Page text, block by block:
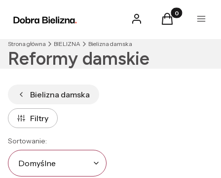
Zaloguj sięProdukty w
Koszyk Menu
Strona główna BIELIZNA Bielizna damska
Reformy damskie
Bielizna damska
Filtry
Lista produktów
Sortowanie:
Domyślne